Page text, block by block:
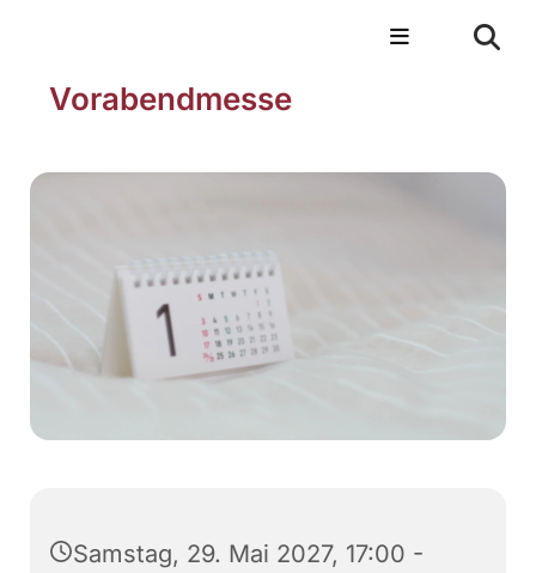
Vorabendmesse
Samstag, 29. Mai 2027, 17:00 -